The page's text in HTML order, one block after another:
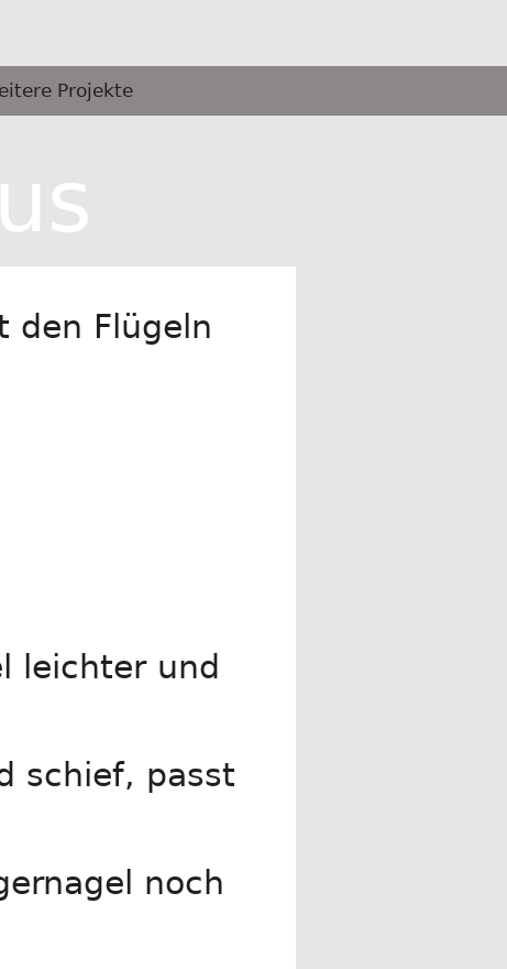
Projekte
den Flügeln
leichter und
schief, passt
noch